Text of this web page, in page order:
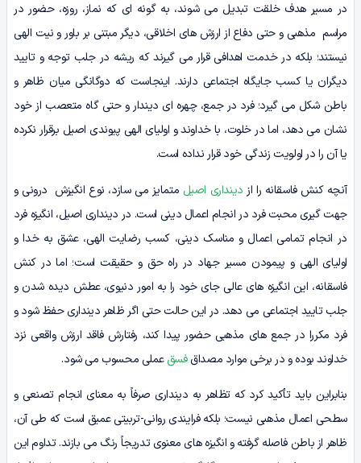
در مسیر هدف خلقت تبدیل می شوند، به گونه ای که نماز، روزه، حضور در
مراسم مذهبی و حتی دفاع از ارزش های اخلاقی، دیگر مبتنی بر باور و نیت الهی
نیستند؛ بلکه در خدمت اهدافی قرار می گیرند که ریشه در جلب توجه و تایید
دیگران یا کسب جایگاه اجتماعی دارند. اینجاست که دوگانگی میان ظاهر و
باطن شکل می گیرد؛ فرد در جمع، چهره ای دیندار و حتی گاه متعصب از خود
نشان می دهد، اما در خلوت، با خداوند و اولیای الهی پیوندی اصیل برقرار نکرده
یا آن را در اولویت زندگی خود قرار نداده است.
آنچه کنش فاسقانه را از دینداری اصیل متمایز می سازد، نوع انگیزش درونی و
جهت گیری محبت فرد در انجام اعمال دینی است. در دینداری اصیل، انگیزه فرد
در انجام تمامی اعمال و مناسک دینی، کسب رضایت الهی، عشق به خدا و
اولیای الهی و پیمودن مسیر جهاد در راه حق و حقیقت است؛ اما در کنش
فاسقانه، این انگیزه های عالی جای خود را به امور دنیوی، عطش دیده شدن و
جلب تایید اجتماعی می دهد. در این حالت حتی اگر ظاهر دینداری حفظ شود و
فرد مکررا در جمع های مذهبی حضور پیدا کند، رفتارش فاقد ارزش واقعی نزد
خداوند بوده و در برخی موارد مصداقفسقعملی محسوب می شود.
بنابراین باید تأکید کرد که تظاهر به دینداری صرفاً به معنای انجام تصنعی و
سطحی اعمال مذهبی نیست؛ بلکه فرایندی روانی-تربیتی عمیق است که طی آن،
ظاهر از باطن فاصله گرفته و انگیزه های معنوی تدریجاً رنگ می بازند. تداوم این